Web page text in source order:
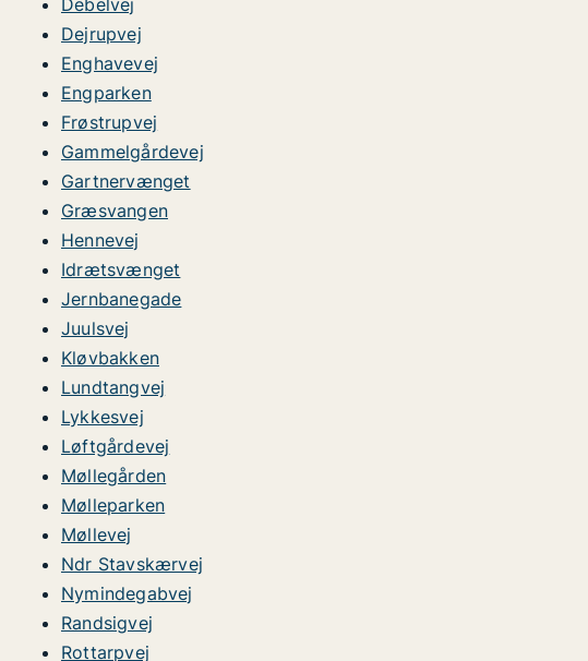
Debelvej
Dejrupvej
Enghavevej
Engparken
Frøstrupvej
Gammelgårdevej
Gartnervænget
Græsvangen
Hennevej
Idrætsvænget
Jernbanegade
Juulsvej
Kløvbakken
Lundtangvej
Lykkesvej
Løftgårdevej
Møllegården
Mølleparken
Møllevej
Ndr Stavskærvej
Nymindegabvej
Randsigvej
Rottarpvej